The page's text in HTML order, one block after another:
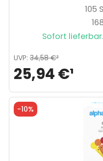
105
Sofort
25,94 €¹
UVP: 34,58 €³
-10%